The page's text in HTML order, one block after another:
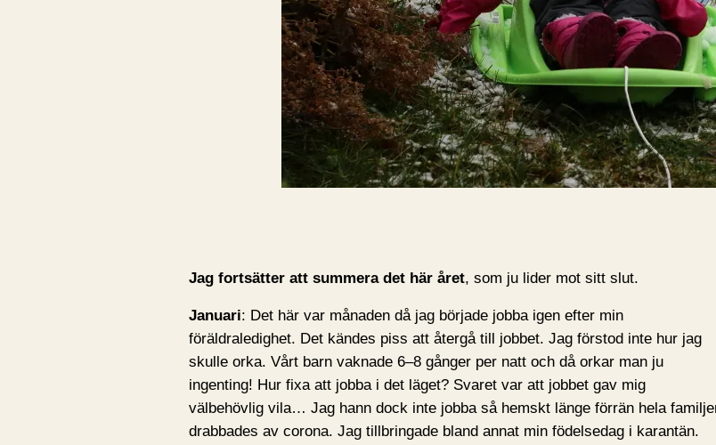
Jag fortsätter att summera det här året, som ju lider mot sitt slut.
Januari: Det här var månaden då jag började jobba igen efter min
föräldraledighet. Det kändes piss att återgå till jobbet. Jag förstod inte hur jag
skulle orka. Vårt barn vaknade 6–8 gånger per natt och då orkar man ju
ingenting! Hur fixa att jobba i det läget? Svaret var att jobbet gav mig
välbehövlig vila… Jag hann dock inte jobba så hemskt länge förrän hela
drabbades av corona. Jag tillbringade bland annat min födelsedag i karantän.